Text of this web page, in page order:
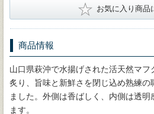
★ お気に入り商品
商品情報
山口県萩沖で水揚げされた活天然マフ
炙り、旨味と新鮮さを閉じ込め熟練
ました。外側は香ばしく、内側は透
ます。